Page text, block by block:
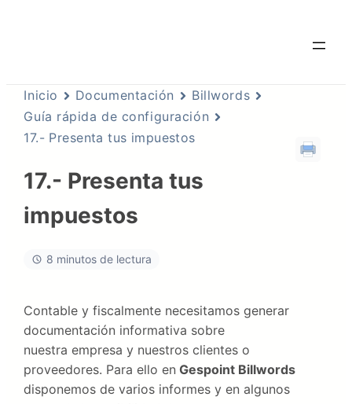
Inicio Documentación
Billwords
Guía rápida de configuración
17.- Presenta tus impuestos
17.- Presenta tus
impuestos
8 minutos de lectura
Contable y fiscalmente necesitamos generar
documentación informativa sobre
nuestra empresa y nuestros clientes o
proveedores. Para ello en Gespoint Billwords
disponemos de varios informes y en algunos